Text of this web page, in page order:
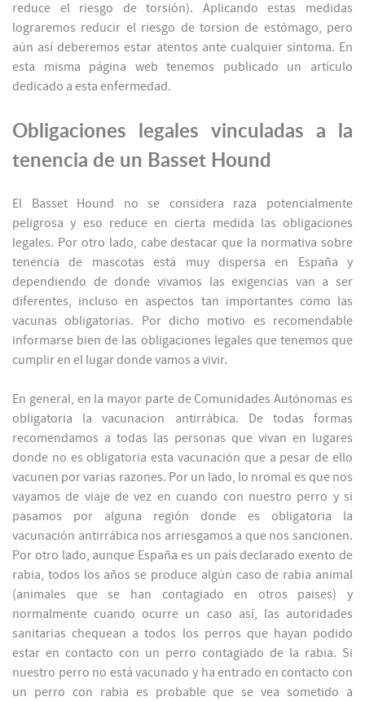
reduce el riesgo de torsión). Aplicando estas medidas
lograremos reducir el riesgo de torsion de estómago, pero
aún así deberemos estar atentos ante cualquier síntoma. En
esta misma página web tenemos publicado un artículo
dedicado a esta enfermedad.
Obligaciones legales vinculadas a la
tenencia de un Basset Hound
El Basset Hound no se considera raza potencialmente
peligrosa y eso reduce en cierta medida las obligaciones
legales. Por otro lado, cabe destacar que la normativa sobre
tenencia de mascotas está muy dispersa en España y
dependiendo de donde vivamos las exigencias van a ser
diferentes, incluso en aspectos tan importantes como las
vacunas obligatorias. Por dicho motivo es recomendable
informarse bien de las obligaciones legales que tenemos que
cumplir en el lugar donde vamos a vivir.
En general, en la mayor parte de Comunidades Autónomas es
obligatoria la vacunacion antirrábica. De todas formas
recomendamos a todas las personas que vivan en lugares
donde no es obligatoria esta vacunación que a pesar de ello
vacunen por varias razones. Por un lado, lo nromal es que nos
vayamos de viaje de vez en cuando con nuestro perro y si
pasamos por alguna región donde es obligatoria la
vacunación antirrábica nos arriesgamos a que nos sancionen.
Por otro lado, aunque España es un país declarado exento de
rabia, todos los años se produce algún caso de rabia animal
(animales que se han contagiado en otros paises) y
normalmente cuando ocurre un caso así, las autoridades
sanitarias chequean a todos los perros que hayan podido
estar en contacto con un perro contagiado de la rabia. Si
nuestro perro no está vacunado y ha entrado en contacto con
un perro con rabia es probable que se vea sometido a